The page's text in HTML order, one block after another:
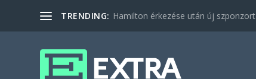
TRENDING: Hamilton érkezése után új